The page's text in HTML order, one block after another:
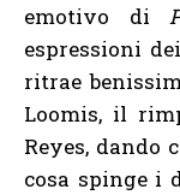
emotivo di
espressioni
ritrae
Loomis, il
Reyes, dando
cosa spinge i